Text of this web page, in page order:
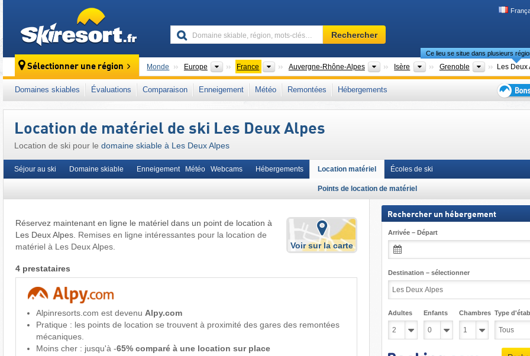
Domaine
skiable,
mots-
clés…
Rechercher
Sélectionner une région Monde Europe Continents
France PaysAuvergne-Rhône-Alpes Nouvelles régions
Isère Départements
Grenoble
Ce lieu se situe dans plusieurs
Les Deux
Ce lieu se situe aussi en/au/aux : Écrins Alpes du Dauphiné, Alpes du Sud françaises Alpes françaises,
Alpes occidentales
Alpes Europe de l'Ouest Union européenne
Domaines skiables Évaluations Comparaison Enneigement Météo Remontées
Hébergements
Location de matériel de ski Les Deux Alpes
Location de ski pour le domaine skiable à Les Deux Alpes
Séjour au ski Domaine skiable Enneigement Météo Webcams Hébergements Location matériel
Points de location de matériel
Écoles de ski
Réservez maintenant en ligne le matériel dans un point de location à
Les Deux Alpes. Remises en ligne intéressantes pour la location de
matériel à Les Deux Alpes.
Voir sur la carte
4 prestataires
Alpinresorts.com est devenu Alpy.com
Pratique : les points de location se trouvent à proximité des gares des remontées
mécaniques.
Moins cher : jusqu'à -65% comparé à une location sur place
Rechercher un hébergement
Arrivée – Départ
Destination – sélectionner
Adultes Enfants Chambres Type